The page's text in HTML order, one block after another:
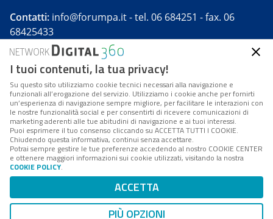
Contatti: info@forumpa.it- tel. 06 684251 - fax. 06
68425433
Forumpa.itè una pubblicazione telematica iscritta
presso Registro della stampa del Tribunale di Roma -
Reg. n. 182 del 2 maggio 2008 - Direttore resp. Michela
Stentella
FPA s.r.l. è società soggetta a Direzione e
Coordinamento da parte di Digital360 S.p.A. - FPA s.r.l.
è un'azienda certificata per il sistema di management
Codice Fiscale/Partita IVA n. 10693191008 - R.E.A. Roma
n. 1249791. ISP AWS
Mappa del sito
I tuoi contenuti, la tua privacy!
Su questo sito utilizziamo cookie tecnici necessari alla navigazione e
funzionali all’erogazione del servizio. Utilizziamo i cookie anche per fornirti
un’esperienza di navigazione sempre migliore, per facilitare le interazioni con
le nostre funzionalità social e per consentirti di ricevere comunicazioni di
marketing aderenti alle tue abitudini di navigazione e ai tuoi interessi.
Puoi esprimere il tuo consenso cliccando su ACCETTA TUTTI I COOKIE.
Chiudendo questa informativa, continui senza accettare.
Potrai sempre gestire le tue preferenze accedendo al nostro COOKIE CENTER
e ottenere maggiori informazioni sui cookie utilizzati, visitando la nostra
COOKIE POLICY.
ACCETTA
PIÙ OPZIONI